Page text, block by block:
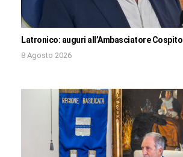
Latronico: auguri all’Ambasciatore Cospito
8 Agosto 2026